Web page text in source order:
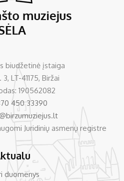
biudžetinė įstaiga
LT-41175, Biržai
190562082
450 33390
Juridinių asmenų registre
duomenys